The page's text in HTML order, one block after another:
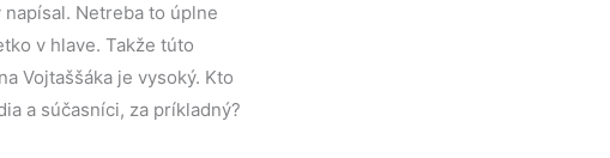
Netreba to úplne
v hlave. Takže túto
Vojtaššáka je vysoký. Kto
a súčasníci, za príkladný?